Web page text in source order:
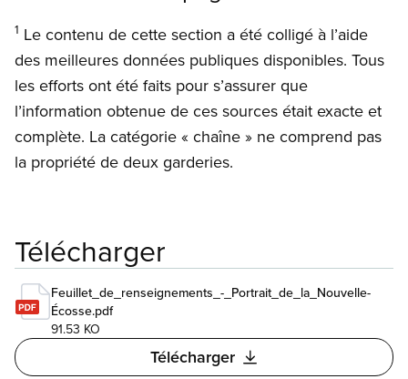
1 Le contenu de cette section a été colligé à l’aide
des meilleures données publiques disponibles. Tous
les efforts ont été faits pour s’assurer que
l’information obtenue de ces sources était exacte et
complète. La catégorie « chaîne » ne comprend pas
la propriété de deux garderies.
Télécharger
Feuillet_de_renseignements_-_Portrait_de_la_Nouvelle-
Écosse.pdf
91.53 KO
Télécharger